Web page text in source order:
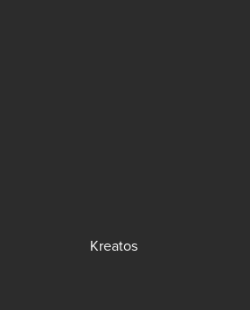
Bottom
Kreatos